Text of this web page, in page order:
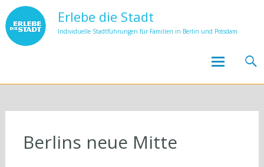
Erlebe die Stadt
Individuelle Stadtführungen für Familien in Berlin und Potsdam
Berlins neue Mitte